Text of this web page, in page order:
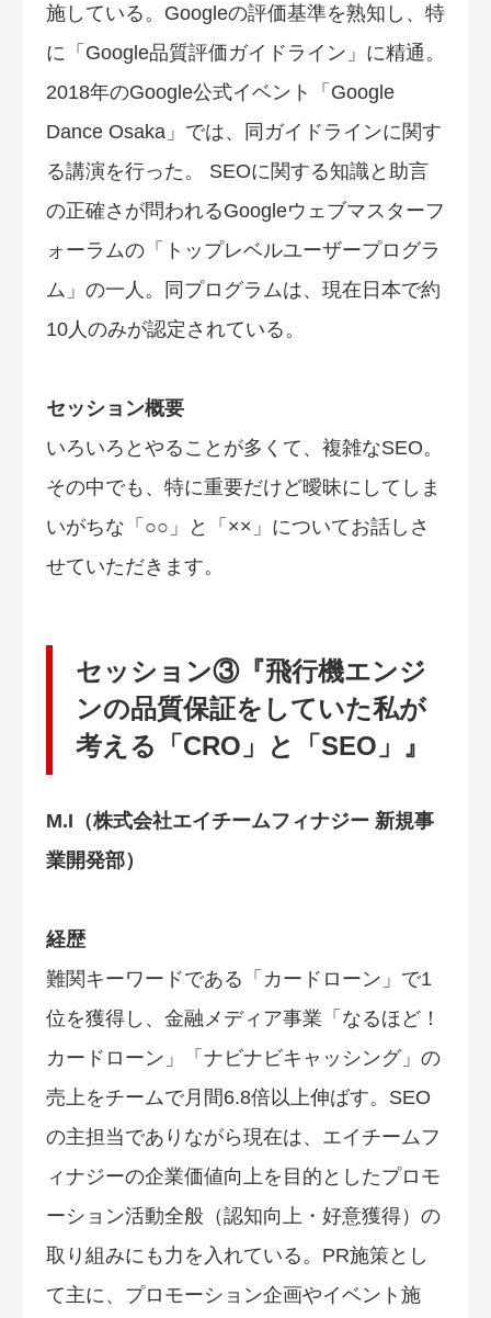
施している。Googleの評価基準を熟知し、特
に「Google品質評価ガイドライン」に精通。
2018年のGoogle公式イベント「Google
Dance Osaka」では、同ガイドラインに関す
る講演を行った。 SEOに関する知識と助言
の正確さが問われるGoogleウェブマスターフ
ォーラムの「トップレベルユーザープログラ
ム」の一人。同プログラムは、現在日本で約
10人のみが認定されている。
セッション概要
いろいろとやることが多くて、複雑なSEO。
その中でも、特に重要だけど曖昧にしてしま
いがちな「○○」と「××」についてお話しさ
せていただきます。
セッション③『飛行機エンジ
ンの品質保証をしていた私が
考える「CRO」と「SEO」』
M.I（株式会社エイチームフィナジー 新規事
業開発部）
経歴
難関キーワードである「カードローン」で1
位を獲得し、金融メディア事業「なるほど！
カードローン」「ナビナビキャッシング」の
売上をチームで月間6.8倍以上伸ばす。SEO
の主担当でありながら現在は、エイチームフ
ィナジーの企業価値向上を目的としたプロモ
ーション活動全般（認知向上・好意獲得）の
取り組みにも力を入れている。PR施策とし
て主に、プロモーション企画やイベント施